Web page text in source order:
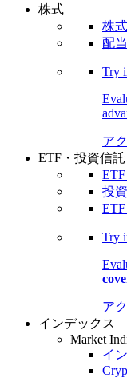
株式
株
配
Try
ア
ETF・投資信託
投
Try
ア
インデックス
Market
イ